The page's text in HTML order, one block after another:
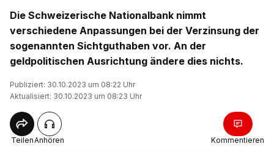
Die Schweizerische Nationalbank nimmt
verschiedene Anpassungen bei der Verzinsung der
sogenannten Sichtguthaben vor. An der
geldpolitischen Ausrichtung ändere dies nichts.
Publiziert: 30.10.2023 um 08:22 Uhr
Aktualisiert: 30.10.2023 um 08:23 Uhr
TeilenAnhören Kommentieren